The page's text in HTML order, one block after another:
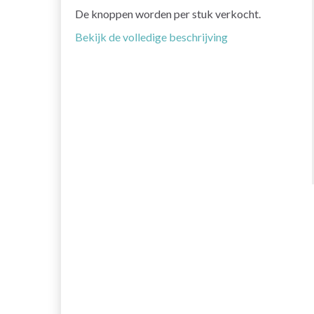
De knoppen worden per stuk verkocht.
Bekijk de volledige beschrijving